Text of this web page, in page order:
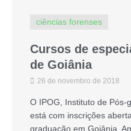
ciências forenses
Cursos de
de Goiânia
26 de novembro de 2018
O IPOG, Instituto de Pós-
está com inscrições
graduação em Goiânia.